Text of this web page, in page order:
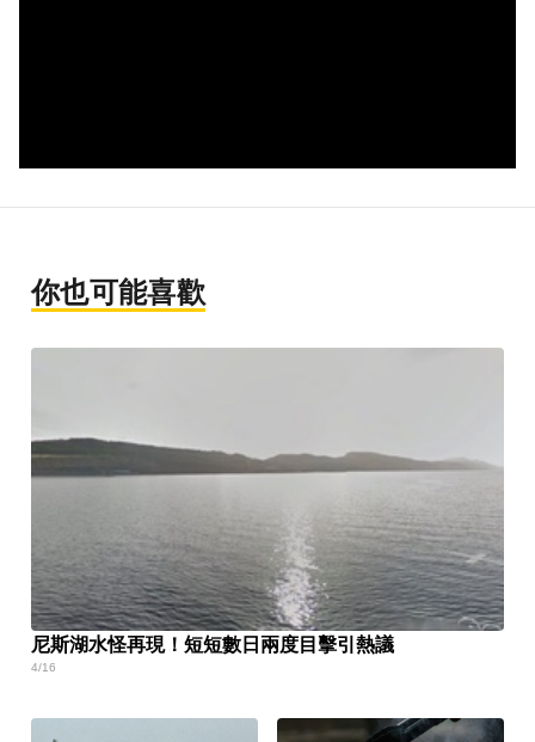
你也可能喜歡
尼斯湖水怪再現！短短數日兩度目擊引熱議
4/16